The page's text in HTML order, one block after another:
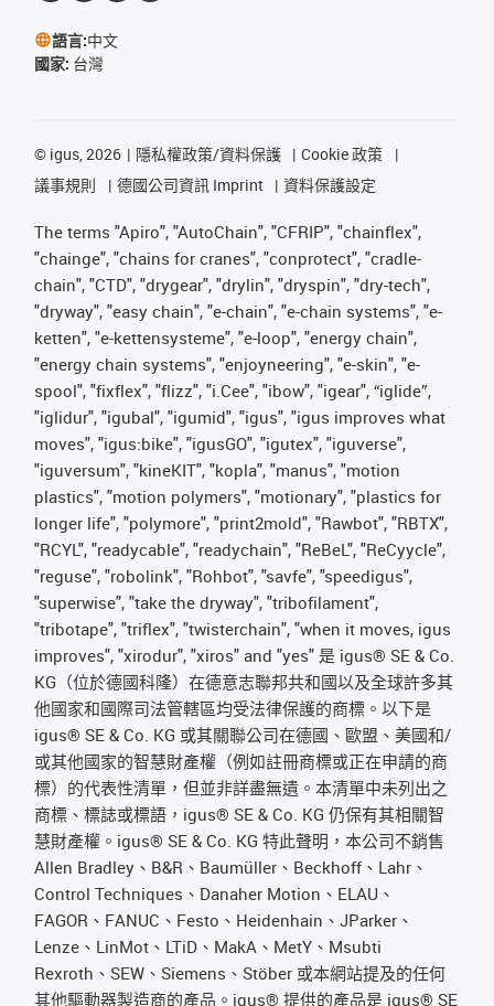
語言:中文
國家: 台灣
© igus, 2026 隱私權政策/資料保護
Cookie 政策
議事規則
德國公司資訊 Imprint 資料保護設定
The terms "Apiro", "AutoChain", "CFRIP", "chainflex",
"chainge", "chains for cranes", "conprotect", "cradle-
chain", "CTD", "drygear", "drylin", "dryspin", "dry-tech",
"dryway", "easy chain", "e-chain", "e-chain systems", "e-
ketten", "e-kettensysteme", "e-loop", "energy chain",
"energy chain systems", "enjoyneering", "e-skin", "e-
spool", "fixflex", "flizz", "i.Cee", "ibow", "igear", “iglide”,
"iglidur", "igubal", "igumid", "igus", "igus improves what
moves", "igus:bike", "igusGO", "igutex", "iguverse",
"iguversum", "kineKIT", "kopla", "manus", "motion
plastics", "motion polymers", "motionary", "plastics for
longer life", "polymore", "print2mold", "Rawbot", "RBTX",
"RCYL", "readycable", "readychain", "ReBeL", "ReCyycle",
"reguse", "robolink", "Rohbot", "savfe", "speedigus",
"superwise", "take the dryway", "tribofilament",
"tribotape", "triflex", "twisterchain", "when it moves, igus
improves", "xirodur", "xiros" and "yes" 是 igus® SE & Co.
KG（位於德國科隆）在德意志聯邦共和國以及全球許多其
他國家和國際司法管轄區均受法律保護的商標。以下是
igus® SE & Co. KG 或其關聯公司在德國、歐盟、美國和/
或其他國家的智慧財產權（例如註冊商標或正在申請的商
標）的代表性清單，但並非詳盡無遺。本清單中未列出之
商標、標誌或標語，igus® SE & Co. KG 仍保有其相關智
慧財產權。igus® SE & Co. KG 特此聲明，本公司不銷售
Allen Bradley、B&R、Baumüller、Beckhoff、Lahr、
Control Techniques、Danaher Motion、ELAU、
FAGOR、FANUC、Festo、Heidenhain、JParker、
Lenze、LinMot、LTiD、MakA、MetY、Msubti
Rexroth、SEW、Siemens、Stöber 或本網站提及的任何
其他驅動器製造商的產品。igus® 提供的產品是 igus® SE